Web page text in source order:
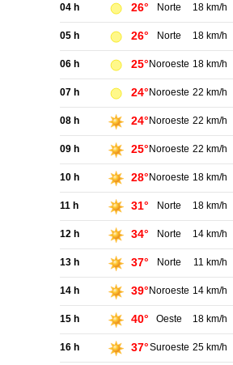
04 h 26° Norte 18 km/h
05 h 26° Norte 18 km/h
06 h 25° Noroeste 18 km/h
07 h 24° Noroeste 22 km/h
08 h 24° Noroeste 22 km/h
09 h 25° Noroeste 22 km/h
10 h 28° Noroeste 18 km/h
11 h 31° Norte 18 km/h
12 h 34° Norte 14 km/h
13 h 37° Norte 11 km/h
14 h 39° Noroeste 14 km/h
15 h 40° Oeste 18 km/h
16 h 37°Suroeste 25 km/h